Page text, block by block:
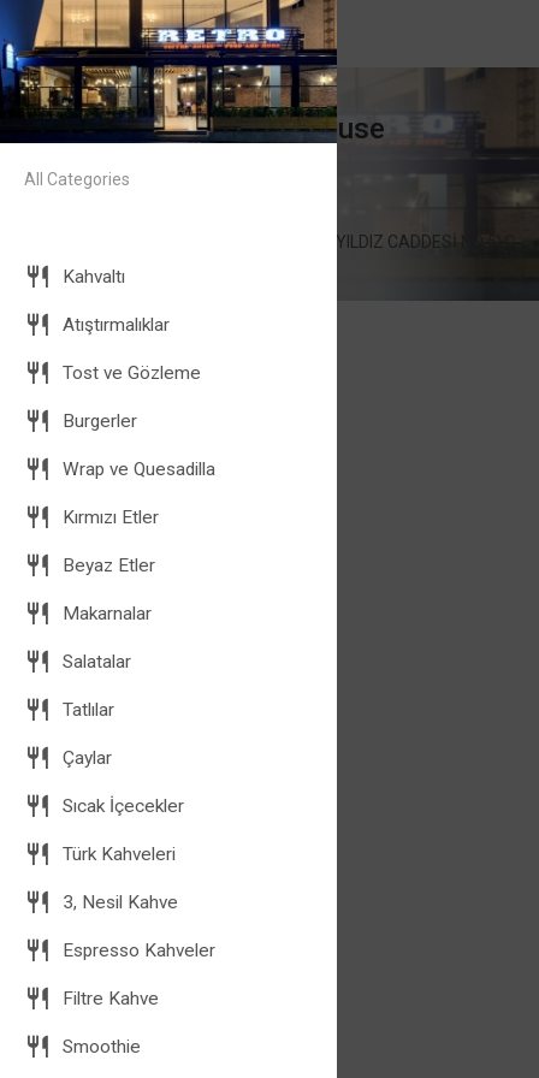
All Categories
Kahvaltı
Atıştırmalıklar
Tost ve Gözleme
Burgerler
Wrap ve Quesadilla
Kırmızı Etler
Beyaz Etler
Makarnalar
Salatalar
Tatlılar
Çaylar
Sıcak İçecekler
Türk Kahveleri
3, Nesil Kahve
Espresso Kahveler
Filtre Kahve
Smoothie
Retro Coffee House
HACI HALİL MAHALLESİ YILDIZ CADDESİ NO:5\C